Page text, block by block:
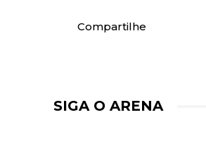
Compartilhe
SIGA O ARENA